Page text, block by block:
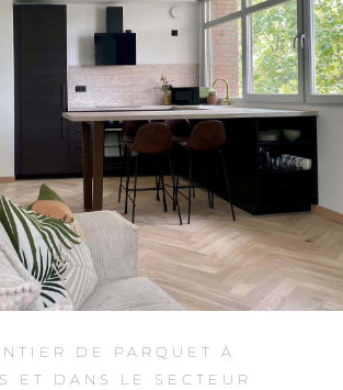
DE PARQUET À
ET DANS LE SECTEUR